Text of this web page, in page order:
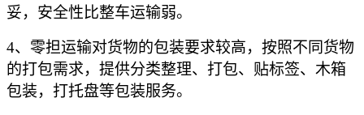
妥，安全性比整车运输弱。
4、零担运输对货物的包装要求较高，按照不同货物
的打包需求，提供分类整理、打包、贴标签、木箱
包装，打托盘等包装服务。